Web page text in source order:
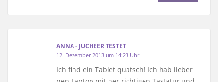
ANNA - JUCHEER TESTET
12. Dezember 2013 um 14:23 Uhr
Ich find ein Tablet quatsch! Ich hab lieber